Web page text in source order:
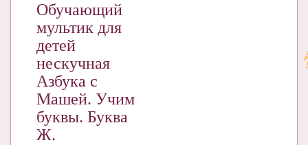
Энциклопедия беременных
Мамина энциклопедия
СЕРВИСЫ И ПРИЛОЖЕНИЯ
Сервис. Оценка роста и веса ребенка
Приложения для Android
Обучающий
мультик для
детей
нескучная
Азбука с
Машей. Учим
буквы. Буква
Ж.